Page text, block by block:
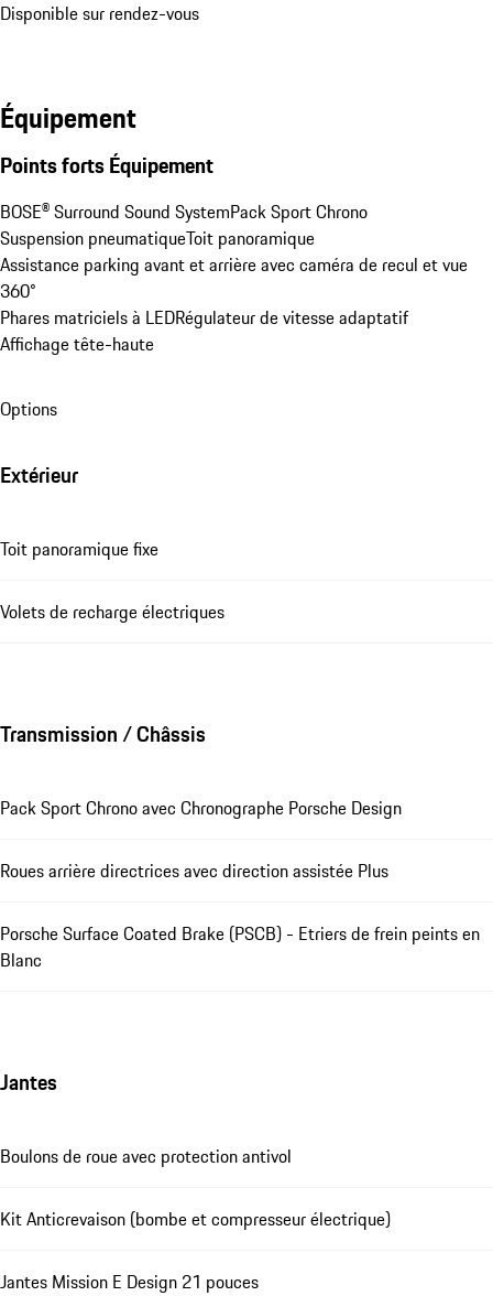
Disponible sur rendez-vous
Équipement
Points forts Équipement
BOSE® Surround Sound SystemPack Sport Chrono
Suspension pneumatiqueToit panoramique
Assistance parking avant et arrière avec caméra de recul et vue
360°
Phares matriciels à LEDRégulateur de vitesse adaptatif
Affichage tête-haute
Options
Extérieur
Toit panoramique fixe
Volets de recharge électriques
Transmission / Châssis
Pack Sport Chrono avec Chronographe Porsche Design
Roues arrière directrices avec direction assistée Plus
Porsche Surface Coated Brake (PSCB) - Etriers de frein peints en
Blanc
Jantes
Boulons de roue avec protection antivol
Kit Anticrevaison (bombe et compresseur électrique)
Jantes Mission E Design 21 pouces